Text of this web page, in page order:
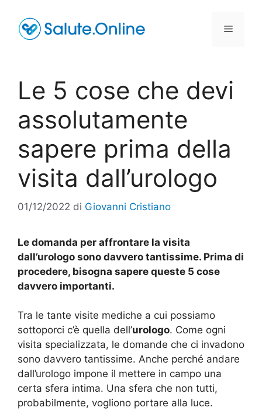
contenuto
Menu
Le 5 cose che devi
assolutamente
sapere prima della
visita dall’urologo
01/12/2022 di Giovanni Cristiano
Le domanda per affrontare la visita
dall’urologo sono davvero tantissime. Prima di
procedere, bisogna sapere queste 5 cose
davvero importanti.
Tra le tante visite mediche a cui possiamo
sottoporci c’è quella dell’urologo. Come ogni
visita specializzata, le domande che ci invadono
sono davvero tantissime. Anche perché andare
dall’urologo impone il mettere in campo una
certa sfera intima. Una sfera che non tutti,
probabilmente, vogliono portare alla luce.